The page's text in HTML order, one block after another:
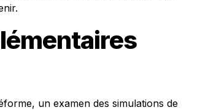
un examen des simulations de